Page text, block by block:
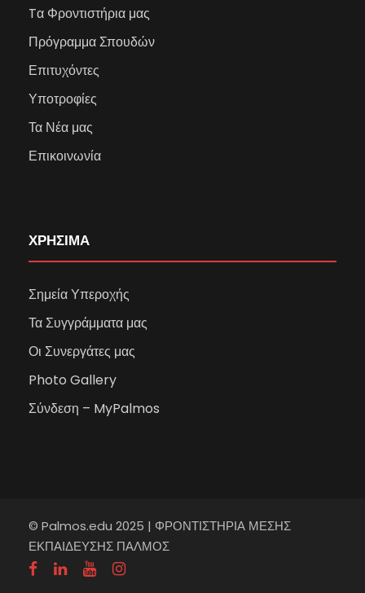
Tα Φροντιστήρια μας
Πρόγραμμα Σπουδών
Επιτυχόντες
Υποτροφίες
Τα Νέα μας
Επικοινωνία
ΧΡΗΣΙΜΑ
Σημεία Υπεροχής
Τα Συγγράμματα μας
Οι Συνεργάτες μας
Photo Gallery
Σύνδεση – MyPalmos
© Palmos.edu 2025 | ΦΡΟΝΤΙΣΤΗΡΙΑ ΜΕΣΗΣ
ΕΚΠΑΙΔΕΥΣΗΣ ΠΑΛΜΟΣ